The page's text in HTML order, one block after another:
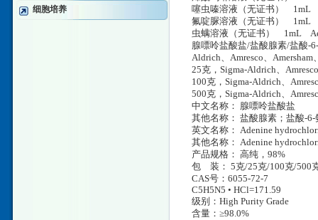
细胞培养
噻虫嗪溶液（无证书） 1mL
氟啶脲溶液（无证书） 1mL
虫螨溶液（无证书） 1mL
腺嘌呤盐酸盐/盐酸腺素/盐酸-
Aldrich、Amresco、
25克，Sigma-Aldrich、
100克，Sigma-Aldrich、
500克，Sigma-Aldrich、
中文名称： 腺嘌呤盐酸盐
其他名称： 盐酸腺素；盐酸-
英文名称： Adenine
其他名称： Adenine
产品规格： 高纯，98%
包 装： 5克/25克/100克/500
CAS号：6055-72-7
C5H5N5 • HCl=171.59
级别：High Purity Grade
含量：≥98.0%